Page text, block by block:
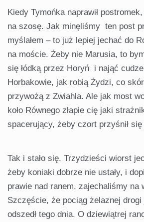
Kiedy Tymońka naprawił
na szosę. Jak minęliśmy ten post
myślałem – to już lepiej jechać do
na moście. Żeby nie Marusia, to
się łódką przez Horyń i nająć
Horbakowie, jak robią Żydzi, co
przywożą z Zwiahla. Ale jak most
koło Równego złapie cię jaki
spacerujący, żeby czort przyśnił się
Tak i stało się. Trzydzieści wiorst
żeby koniaki dobrze nie ustały, i
prawie nad ranem, zajechaliśmy na
Szczęście, że pociąg żelaznej
odszedł tego dnia. O dziewiątrej